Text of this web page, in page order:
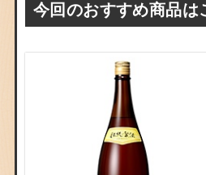
今回のおすすめ商品は